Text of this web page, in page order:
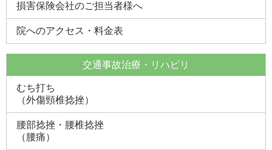
損害保険会社のご担当者様へ
院へのアクセス・料金表
交通事故治療・リハビリ
むち打ち
（外傷頸椎捻挫）
腰部捻挫・腰椎捻挫
（腰痛）